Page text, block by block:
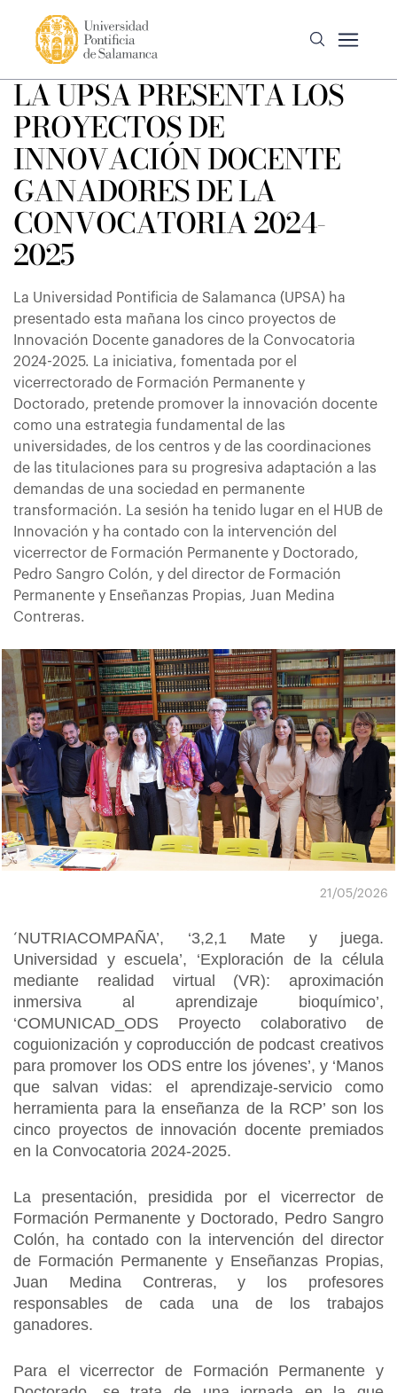
LA UPSA PRESENTA LOS
PROYECTOS DE
INNOVACIÓN DOCENTE
GANADORES DE LA
CONVOCATORIA 2024-
2025
La Universidad Pontificia de Salamanca (UPSA) ha
presentado esta mañana los cinco proyectos de
Innovación Docente ganadores de la Convocatoria
2024-2025. La iniciativa, fomentada por el
vicerrectorado de Formación Permanente y
Doctorado, pretende promover la innovación docente
como una estrategia fundamental de las
universidades, de los centros y de las coordinaciones
de las titulaciones para su progresiva adaptación a las
demandas de una sociedad en permanente
transformación. La sesión ha tenido lugar en el HUB de
Innovación y ha contado con la intervención del
vicerrector de Formación Permanente y Doctorado,
Pedro Sangro Colón, y del director de Formación
Permanente y Enseñanzas Propias, Juan Medina
Contreras.
21/05/2026
‘NUTRIACOMPAÑA’, ‘3,2,1 Mate y juega.
Universidad y escuela’, ‘Exploración de la célula
mediante realidad virtual (VR): aproximación
inmersiva al aprendizaje bioquímico’,
‘COMUNICAD_ODS Proyecto colaborativo de
coguionización y coproducción de podcast creativos
para promover los ODS entre los jóvenes’, y ‘Manos
que salvan vidas: el aprendizaje-servicio como
herramienta para la enseñanza de la RCP’ son los
cinco proyectos de innovación docente premiados
en la Convocatoria 2024-2025.
La presentación, presidida por el vicerrector de
Formación Permanente y Doctorado, Pedro Sangro
Colón, ha contado con la intervención del director
de Formación Permanente y Enseñanzas Propias,
Juan Medina Contreras, y los profesores
responsables de cada una de los trabajos
ganadores.
Para el vicerrector de Formación Permanente y